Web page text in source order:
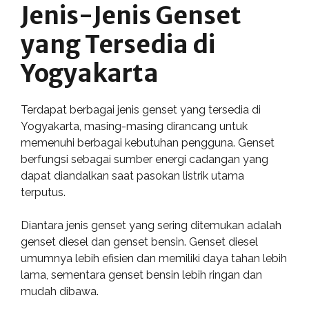
Jenis-Jenis Genset
yang Tersedia di
Yogyakarta
Terdapat berbagai jenis genset yang tersedia di
Yogyakarta, masing-masing dirancang untuk
memenuhi berbagai kebutuhan pengguna. Genset
berfungsi sebagai sumber energi cadangan yang
dapat diandalkan saat pasokan listrik utama
terputus.
Diantara jenis genset yang sering ditemukan adalah
genset diesel dan genset bensin. Genset diesel
umumnya lebih efisien dan memiliki daya tahan lebih
lama, sementara genset bensin lebih ringan dan
mudah dibawa.